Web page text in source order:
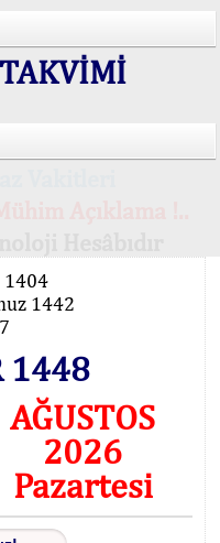
1404
1442
1448
AĞUSTOS
2026
Pazartesi